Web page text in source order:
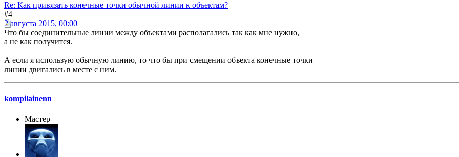
Re: Как привязать конечные точки обычной линии к объектам?
#4
2 августа 2015, 00:00
Что бы соединительные линии между объектами располагались так как мне нужно,
а не как получится.
А если я использую обычную линию, то что бы при смещении объекта конечные точки
линии двигались в месте с ним.
kompilainenn
Мастер